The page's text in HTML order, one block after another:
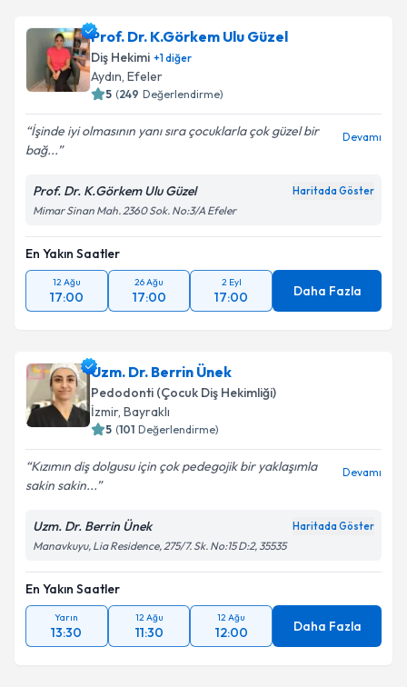
bilgilendireceğiz.
E-posta Adresiniz
kapsamda işlenmesini kabul ediyorum.
Prof. Dr. K.Görkem Ulu Güzel
Diş Hekimi +1diğer
Aydın, Efeler
5 (249 Değerlendirme)
İşinde iyi olmasının yanı sıra çocuklarla çok güzel bir
bağ...
Devamı
Prof. Dr. K.Görkem Ulu Güzel Haritada Göster
Mimar Sinan Mah. 2360 Sok. No:3/A Efeler
En Yakın Saatler
12 Ağu
17:00
26 Ağu
17:00
2 Eyl
17:00 Daha Fazla
Uzm. Dr. Berrin Ünek
Pedodonti (Çocuk Diş Hekimliği)
İzmir, Bayraklı
5 (101 Değerlendirme)
Kızımın diş dolgusu için çok pedegojik bir yaklaşımla
sakin sakin...
Devamı
Uzm. Dr. Berrin Ünek Haritada Göster
Manavkuyu, Lia Residence, 275/7. Sk. No:15 D:2, 35535
En Yakın Saatler
Yarın
13:30
12 Ağu
11:30
12 Ağu
12:00 Daha Fazla